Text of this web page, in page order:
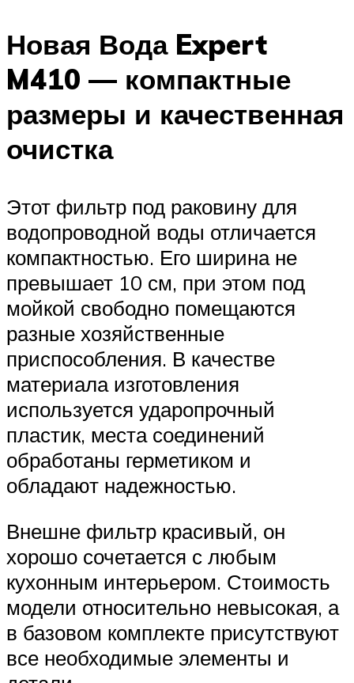
Новая Вода Expert
M410 — компактные
размеры и качественная
очистка
Этот фильтр под раковину для
водопроводной воды отличается
компактностью. Его ширина не
превышает 10 см, при этом под
мойкой свободно помещаются
разные хозяйственные
приспособления. В качестве
материала изготовления
используется ударопрочный
пластик, места соединений
обработаны герметиком и
обладают надежностью.
Внешне фильтр красивый, он
хорошо сочетается с любым
кухонным интерьером. Стоимость
модели относительно невысокая, а
в базовом комплекте присутствуют
все необходимые элементы и